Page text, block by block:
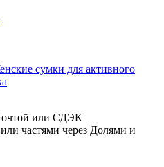
сумки для активного
или СДЭК
частями через Долями и